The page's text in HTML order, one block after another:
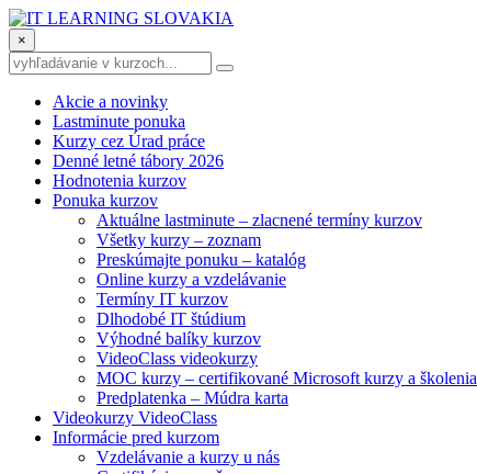
×
Akcie a novinky
Lastminute ponuka
Kurzy cez Úrad práce
Denné letné tábory 2026
Hodnotenia kurzov
Ponuka kurzov
Aktuálne lastminute – zlacnené termíny kurzov
Všetky kurzy – zoznam
Preskúmajte ponuku – katalóg
Online kurzy a vzdelávanie
Termíny IT kurzov
Dlhodobé IT štúdium
Výhodné balíky kurzov
VideoClass videokurzy
MOC kurzy – certifikované Microsoft kurzy a školenia
Predplatenka – Múdra karta
Videokurzy VideoClass
Informácie pred kurzom
Vzdelávanie a kurzy u nás